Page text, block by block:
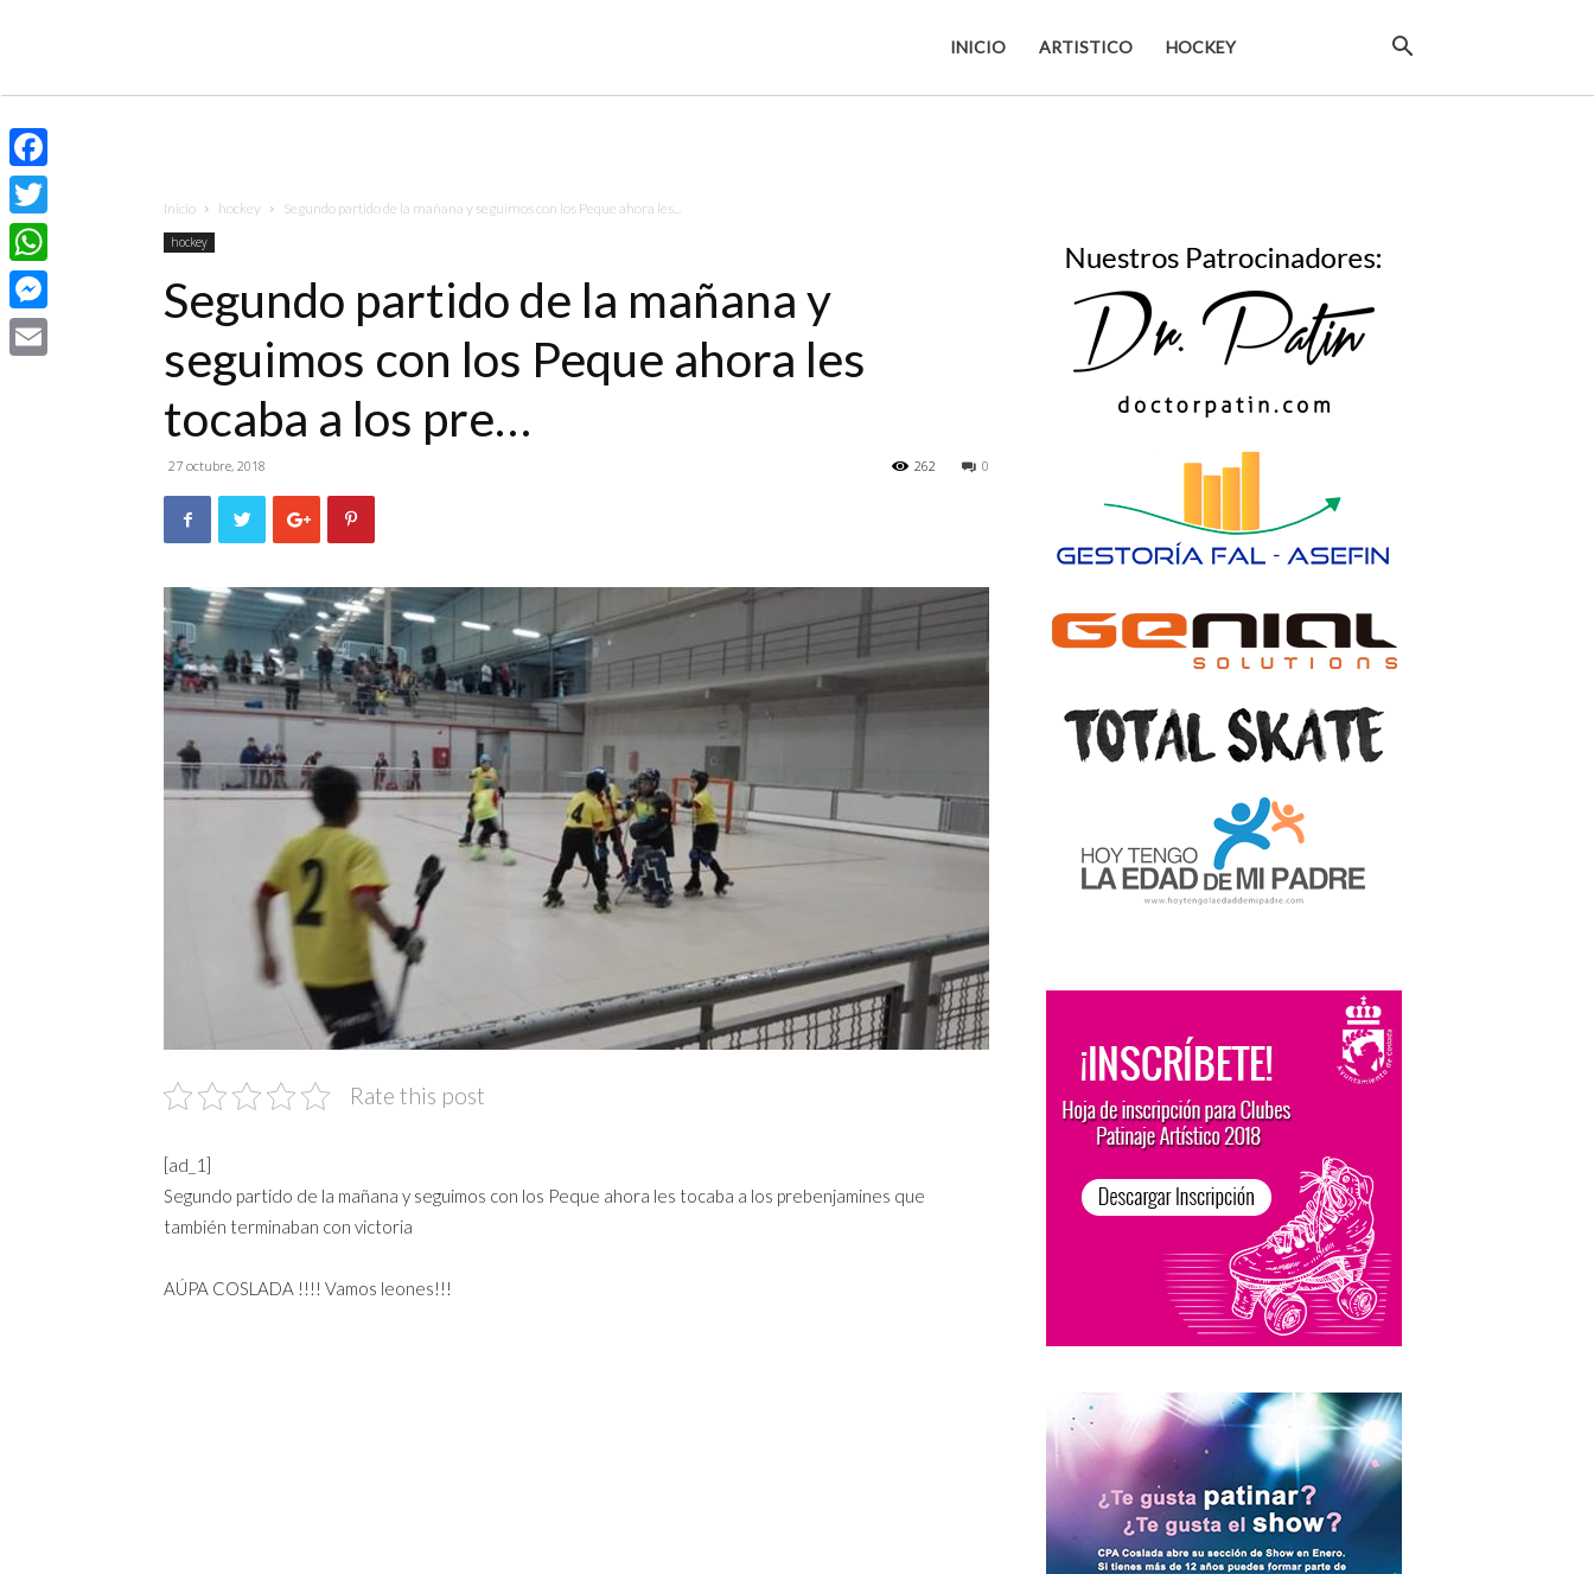
INICIO ARTISTICO HOCKEY
Inicio hockey Segundo partido de la mañana y seguimos con los Peque ahora les...
hockey
Segundo partido de la mañana y
seguimos con los Peque ahora les
tocaba a los pre…
27 octubre, 2018 0
262
Rate this post
[ad_1]
Segundo partido de la mañana y seguimos con los Peque ahora les tocaba a los prebenjamines que
también terminaban con victoria
AÚPA COSLADA !!!! Vamos leones!!!
Facebook
Twitter
WhatsApp
Messenger